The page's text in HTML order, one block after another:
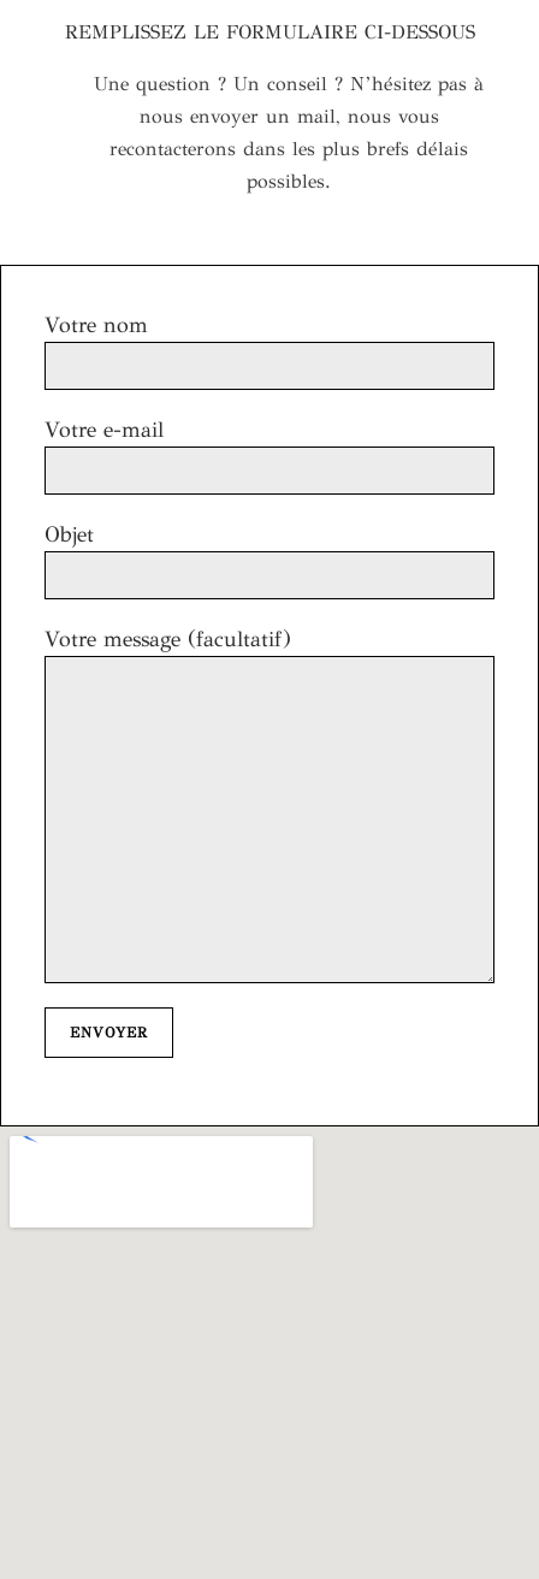
REMPLISSEZ LE FORMULAIRE CI-DESSOUS
Une question ? Un conseil ? N’hésitez pas à
nous envoyer un mail, nous vous
recontacterons dans les plus brefs délais
possibles.
Votre nom
Votre e-mail
Objet
Votre message (facultatif)